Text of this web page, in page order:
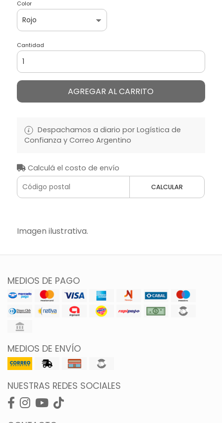
Color
Cantidad
AGREGAR AL CARRITO
Despachamos a diario por Logística de
Confianza y Correo Argentino
Calculá el costo de envío
CALCULAR
Imagen ilustrativa.
MEDIOS DE PAGO
MEDIOS DE ENVÍO
NUESTRAS REDES SOCIALES